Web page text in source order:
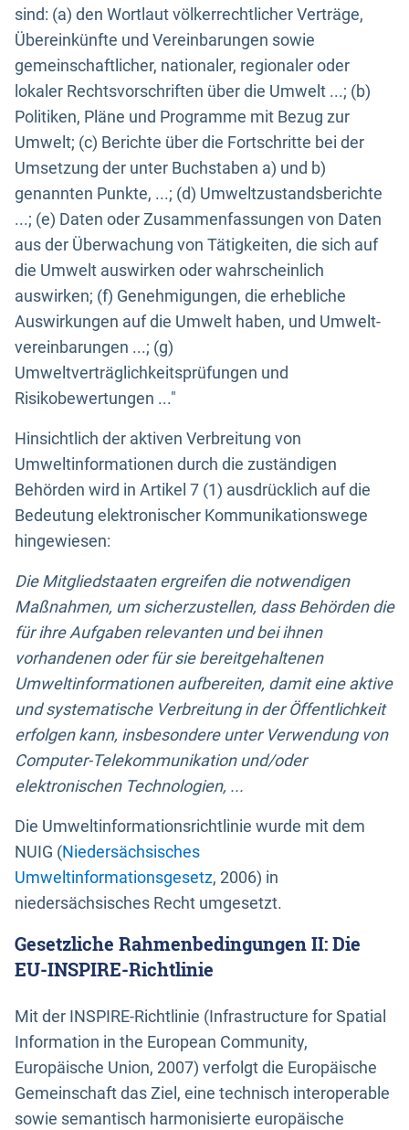
sind: (a) den Wortlaut völkerrechtlicher Verträge,
Übereinkünfte und Vereinbarungen sowie
gemeinschaftlicher, nationaler, regionaler oder
lokaler Rechtsvorschriften über die Umwelt ...; (b)
Politiken, Pläne und Programme mit Bezug zur
Umwelt; (c) Berichte über die Fortschritte bei der
Umsetzung der unter Buchstaben a) und b)
genannten Punkte, ...; (d) Umweltzustandsberichte
...; (e) Daten oder Zusammenfassungen von Daten
aus der Überwachung von Tätigkeiten, die sich auf
die Umwelt auswirken oder wahrscheinlich
auswirken; (f) Genehmigungen, die erhebliche
Auswirkungen auf die Umwelt haben, und Umwelt-
vereinbarungen ...; (g)
Umweltverträglichkeitsprüfungen und
Risikobewertungen ..."
Hinsichtlich der aktiven Verbreitung von
Umweltinformationen durch die zuständigen
Behörden wird in Artikel 7 (1) ausdrücklich auf die
Bedeutung elektronischer Kommunikationswege
hingewiesen:
Die Mitgliedstaaten ergreifen die notwendigen
Maßnahmen, um sicherzustellen, dass Behörden die
für ihre Aufgaben relevanten und bei ihnen
vorhandenen oder für sie bereitgehaltenen
Umweltinformationen aufbereiten, damit eine aktive
und systematische Verbreitung in der Öffentlichkeit
erfolgen kann, insbesondere unter Verwendung von
Computer-Telekommunikation und/oder
elektronischen Technologien, ...
Die Umweltinformationsrichtlinie wurde mit dem
NUIG (Niedersächsisches
Umweltinformationsgesetz, 2006) in
niedersächsisches Recht umgesetzt.
Gesetzliche Rahmenbedingungen II: Die
EU-INSPIRE-Richtlinie
Mit der INSPIRE-Richtlinie (Infrastructure for Spatial
Information in the European Community,
Europäische Union, 2007) verfolgt die Europäische
Gemeinschaft das Ziel, eine technisch interoperable
sowie semantisch harmonisierte europäische